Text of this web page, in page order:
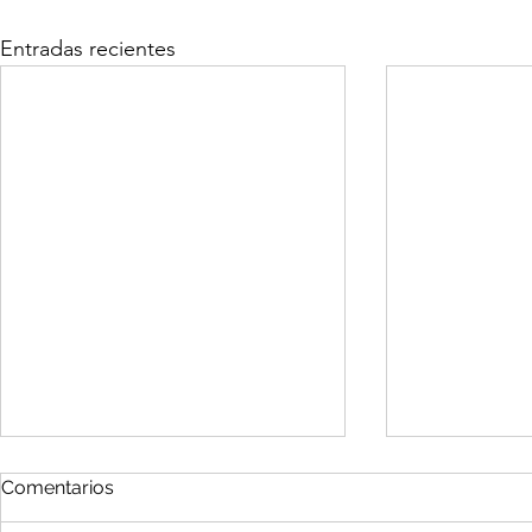
Entradas recientes
Comentarios